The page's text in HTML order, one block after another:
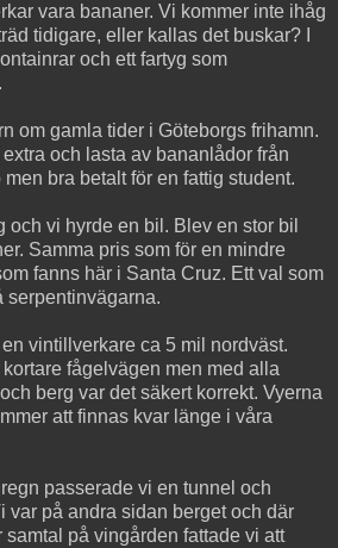
vara bananer. Vi kommer inte ihåg
tidigare, eller kallas det buskar? I
och ett fartyg som
om gamla tider i Göteborgs frihamn.
och lasta av bananlådor från
bra betalt för en fattig student.
och vi hyrde en bil. Blev en stor bil
Samma pris som för en mindre
fanns här i Santa Cruz. Ett val som
serpentinvägarna.
vintillverkare ca 5 mil nordväst.
fågelvägen men med alla
berg var det säkert korrekt. Vyerna
att finnas kvar länge i våra
passerade vi en tunnel och
var på andra sidan berget och där
samtal på vingården fattade vi att